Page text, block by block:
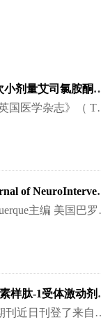
The BMJ | 单次小剂量艾司氯胺酮用于有
主要发现： 《英国医学杂志》（
主编对话 |
Felipe C.
Gut | 胰高血糖
BMJ旗下 Gut 期刊近日刊登了来自瑞典的一项全国性研究，该研